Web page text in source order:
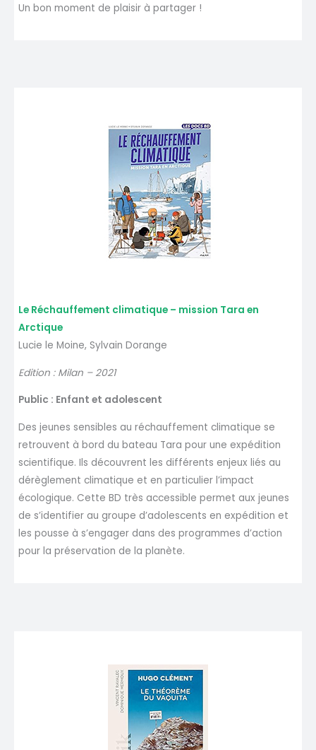
Un bon moment de plaisir à partager !
Le Réchauffement climatique – mission Tara en
Arctique
Lucie le Moine, Sylvain Dorange
Edition : Milan – 2021
Public : Enfant et adolescent
Des jeunes sensibles au réchauffement climatique se
retrouvent à bord du bateau Tara pour une expédition
scientifique. Ils découvrent les différents enjeux liés au
dérèglement climatique et en particulier l’impact
écologique. Cette BD très accessible permet aux jeunes
de s’identifier au groupe d’adolescents en expédition et
les pousse à s’engager dans des programmes d’action
pour la préservation de la planète.